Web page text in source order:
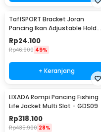
TaffSPORT Bracket Joran
Pancing Ikan Adjustable Holder
1.7M - V-003
Rp24.100
Rp46.900 49%
+ Keranjang
LIXADA Rompi Pancing Fishing
Life Jacket Multi Slot - GDS09
Rp318.100
Rp435.900 28%